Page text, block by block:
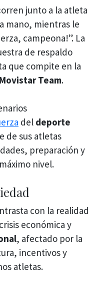
junto a la atleta
mano, mientras le
campeona!”. La
de respaldo
que compite en la
Movistar Team.
del deporte
de sus atletas
preparación y
nivel.
con la realidad
económica y
, afectado por la
incentivos y
atletas.